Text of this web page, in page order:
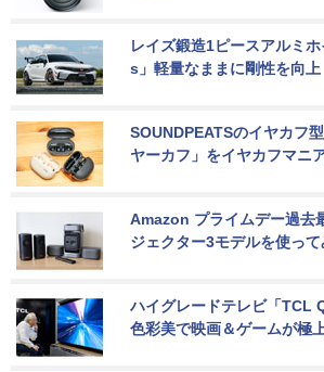
レイズ鍛造1ピースアルミ
s」軽量なままに剛性を向上
SOUNDPEATSのイヤカフ
ヤーカフ」をイヤカフマニ
Amazon プライムデー過去
ジェクター3モデルを使って
ハイグレードテレビ「TCL
色彩美で映画＆ゲームが極